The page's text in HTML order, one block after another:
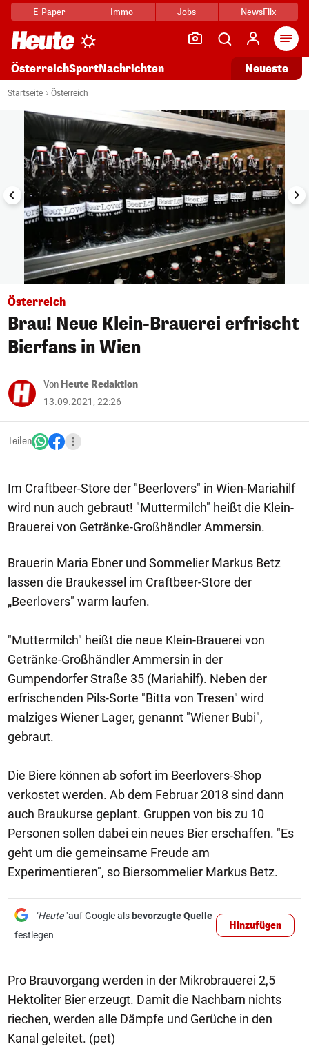
E-Paper Immo Jobs NewsFlix
ÖsterreichSportNachrichten Neueste
Startseite Österreich
1/6
Österreich
Brau! Neue Klein-Brauerei erfrischt
Bierfans in Wien
Von Heute Redaktion
13.09.2021, 22:26
Teilen
Im Craftbeer-Store der "Beerlovers" in Wien-Mariahilf
wird nun auch gebraut! "Muttermilch" heißt die Klein-
Brauerei von Getränke-Großhändler Ammersin.
Brauerin Maria Ebner und Sommelier Markus Betz
lassen die Braukessel im Craftbeer-Store der
„Beerlovers" warm laufen.
"Muttermilch" heißt die neue Klein-Brauerei von
Getränke-Großhändler Ammersin in der
Gumpendorfer Straße 35 (Mariahilf). Neben der
erfrischenden Pils-Sorte "Bitta von Tresen" wird
malziges Wiener Lager, genannt "Wiener Bubi",
gebraut.
Die Biere können ab sofort im Beerlovers-Shop
verkostet werden. Ab dem Februar 2018 sind dann
auch Braukurse geplant. Gruppen von bis zu 10
Personen sollen dabei ein neues Bier erschaffen. "Es
geht um die gemeinsame Freude am
Experimentieren", so Biersommelier Markus Betz.
"Heute"auf Google als bevorzugte Quelle
festlegen
Hinzufügen
Pro Brauvorgang werden in der Mikrobrauerei 2,5
Hektoliter Bier erzeugt. Damit die Nachbarn nichts
riechen, werden alle Dämpfe und Gerüche in den
Kanal geleitet. (pet)